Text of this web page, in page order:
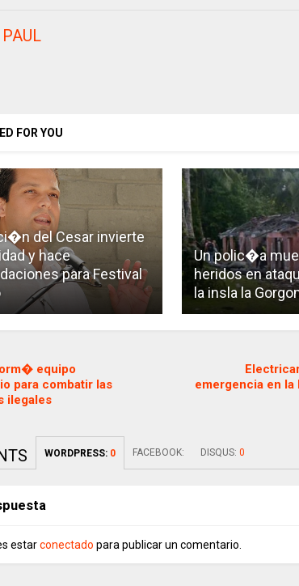
PAUL
FOR YOU
del Cesar invierte
y hace
para Festival
Un polic�a
heridos en
la insla la
equipo
para combatir las
ilegales
emergencia en
WORDPRESS: 0 FACEBOOK: DISQUS: 0
estarconectado para publicar un comentario.